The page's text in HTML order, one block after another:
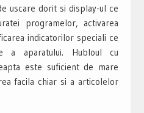
uscare dorit si display-ul ce
programelor, activarea
indicatorilor speciali ce
a aparatului. Hubloul cu
este suficient de mare
facila chiar si a articolelor